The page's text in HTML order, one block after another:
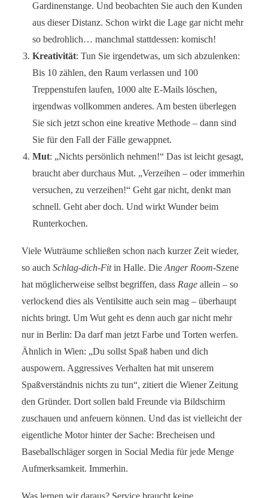
Gardinenstange. Und beobachten Sie auch den Kunden
aus dieser Distanz. Schon wirkt die Lage gar nicht mehr
so bedrohlich… manchmal stattdessen: komisch!
Kreativität: Tun Sie irgendetwas, um sich abzulenken:
Bis 10 zählen, den Raum verlassen und 100
Treppenstufen laufen, 1000 alte E-Mails löschen,
irgendwas vollkommen anderes. Am besten überlegen
Sie sich jetzt schon eine kreative Methode – dann sind
Sie für den Fall der Fälle gewappnet.
Mut: „Nichts persönlich nehmen!“ Das ist leicht gesagt,
braucht aber durchaus Mut. „Verzeihen – oder immerhin
versuchen, zu verzeihen!“ Geht gar nicht, denkt man
schnell. Geht aber doch. Und wirkt Wunder beim
Runterkochen.
Viele Wuträume schließen schon nach kurzer Zeit wieder,
so auch Schlag-dich-Fitin Halle. Die Anger Room-Szene
hat möglicherweise selbst begriffen, dass Rage allein – so
verlockend dies als Ventilsitte auch sein mag – überhaupt
nichts bringt. Um Wut geht es denn auch gar nicht mehr
nur in Berlin: Da darf man jetzt Farbe und Torten werfen.
Ähnlich in Wien: „Du sollst Spaß haben und dich
auspowern. Aggressives Verhalten hat mit unserem
Spaßverständnis nichts zu tun“, zitiert die Wiener Zeitung
den Gründer. Dort sollen bald Freunde via Bildschirm
zuschauen und anfeuern können. Und das ist vielleicht der
eigentliche Motor hinter der Sache: Brecheisen und
Baseballschläger sorgen in Social Media für jede Menge
Aufmerksamkeit. Immerhin.
Was lernen wir daraus? Service braucht keine